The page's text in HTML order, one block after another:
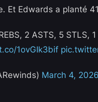
Et Edwards a planté
2 ASTS, 5 STLS,
1ovGIk3bif
March 4, 2026